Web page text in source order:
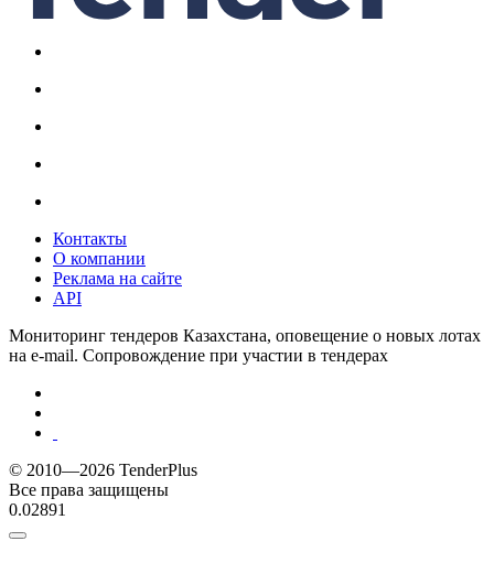
Контакты
О компании
Реклама на сайте
API
Мониторинг тендеров Казахстана, оповещение о новых лотах
на e-mail. Сопровождение при участии в тендерах
© 2010—2026 TenderPlus
Все права защищены
0.02891